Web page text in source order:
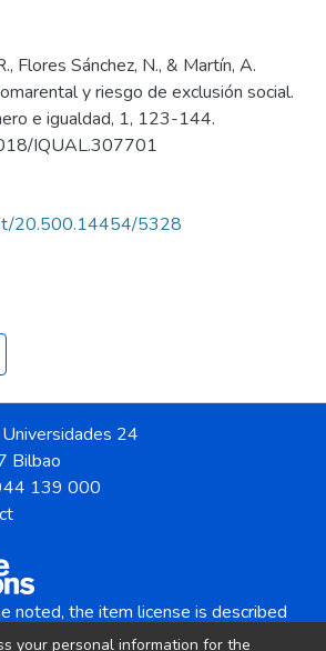
Flores Sánchez, N., & Martín, A.
y riesgo de exclusión social.
e igualdad, 1, 123-144.
IQUAL.307701
20.500.14454/5328
24
Bilbao
139 000
noted, the item license is described
your personal information for the